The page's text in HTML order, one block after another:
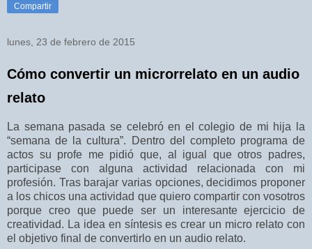
Compartir
lunes, 23 de febrero de 2015
Cómo convertir un microrrelato en un audio
relato
La semana pasada se celebró en el colegio de mi hija la
“semana de la cultura”. Dentro del completo programa de
actos su profe me pidió que, al igual que otros padres,
participase con alguna actividad relacionada con mi
profesión. Tras barajar varias opciones, decidimos proponer
a los chicos una actividad que quiero compartir con vosotros
porque creo que puede ser un interesante ejercicio de
creatividad. La idea en síntesis es crear un micro relato con
el objetivo final de convertirlo en un audio relato.